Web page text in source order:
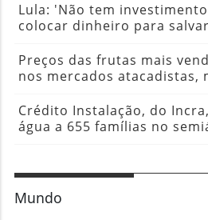
Lula: 'Não tem
colocar dinheiro para
Preços das frutas mais
nos mercados atacadistas,
Crédito Instalação, do
água a 655 famílias no
Mundo